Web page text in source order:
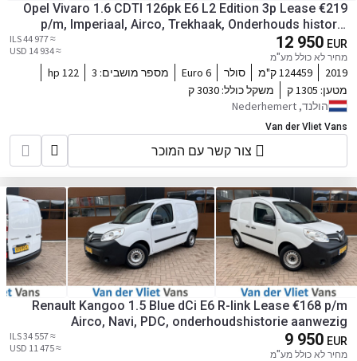
Opel Vivaro 1.6 CDTI 126pk E6 L2 Edition 3p Lease €219
p/m, Imperiaal, Airco, Trekhaak, Onderhouds historie
aanwezig
12 950 EUR
מחיר לא כולל מע"מ
≈ 44 977 ILS
≈ 14 934 USD
2019 124459 ק"מ סולר Euro 6 מספר מושבים: 3
122 hp
מטען: 1305 ק משקל כולל: 3030 ק
הולנד, Nederhemert
Van der Vliet Vans
צור קשר עם המוכר
Renault Kangoo 1.5 Blue dCi E6 R-link Lease €168 p/m
Airco, Navi, PDC, onderhoudshistorie aanwezig
9 950 EUR
מחיר לא כולל מע"מ
≈ 34 557 ILS
≈ 11 475 USD